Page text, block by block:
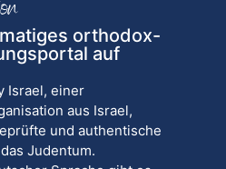
orthodox-
auf
Israel, einer
aus Israel,
und authentische
Judentum.